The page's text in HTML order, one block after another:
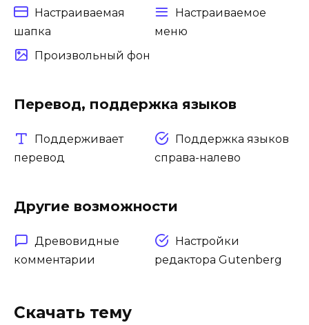
Настраиваемая
шапка
Настраиваемое
меню
Произвольный фон
Перевод, поддержка языков
Поддерживает
перевод
Поддержка языков
справа-налево
Другие возможности
Древовидные
комментарии
Настройки
редактора Gutenberg
Скачать тему